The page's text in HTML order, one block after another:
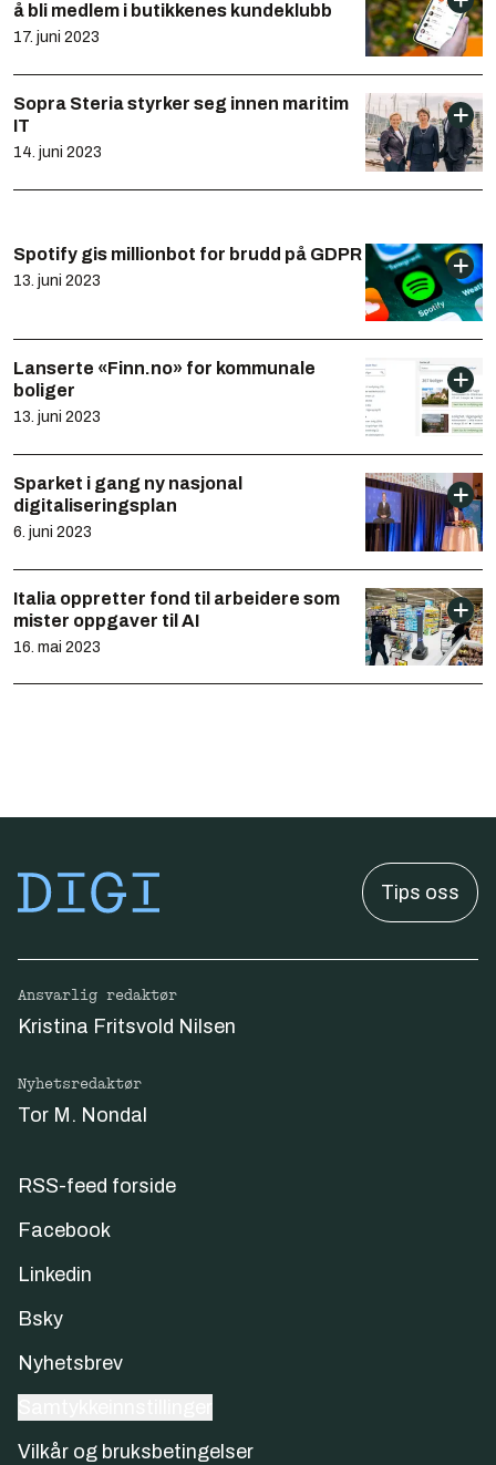
å bli medlem i butikkenes kundeklubb
17. juni 2023
Sopra Steria styrker seg innen maritim
IT
14. juni 2023
Spotify gis millionbot for brudd på GDPR
13. juni 2023
Lanserte «Finn.no» for kommunale
boliger
13. juni 2023
Sparket i gang ny nasjonal
digitaliseringsplan
6. juni 2023
Italia oppretter fond til arbeidere som
mister oppgaver til AI
16. mai 2023
Tips oss
Ansvarlig redaktør
Kristina Fritsvold Nilsen
Nyhetsredaktør
Tor M. Nondal
RSS-feed forside
Facebook
Linkedin
Bsky
Nyhetsbrev
Vilkår og bruksbetingelser